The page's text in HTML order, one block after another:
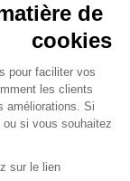
de
cookies
pour faciliter vos
les clients
améliorations. Si
si vous souhaitez
sur le lien